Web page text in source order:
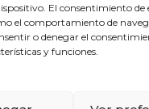
El consentimiento de
el comportamiento de
o denegar el
y funciones.